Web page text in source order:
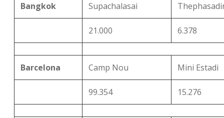
Bangkok Supachalasai
21.000 6.378
Barcelona Camp Nou Mini Estadi
99.354 15.276